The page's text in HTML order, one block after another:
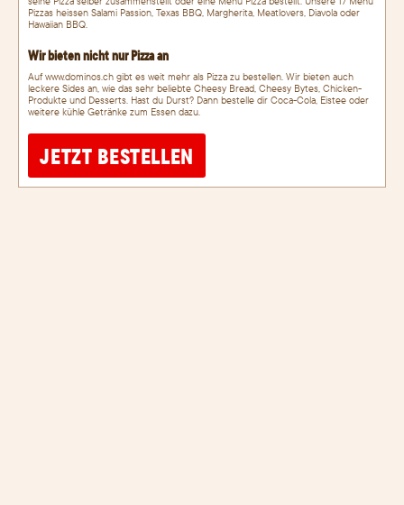
Pizzas heissen Salami Passion, Texas BBQ, Margherita, Meatlovers, Diavola oder
Hawaiian BBQ.
Wir bieten nicht nur Pizza an
Auf www.dominos.ch gibt es weit mehr als Pizza zu bestellen. Wir bieten auch
leckere Sides an, wie das sehr beliebte Cheesy Bread, Cheesy Bytes, Chicken-
Produkte und Desserts. Hast du Durst? Dann bestelle dir Coca-Cola, Eistee oder
weitere kühle Getränke zum Essen dazu.
JETZT BESTELLEN